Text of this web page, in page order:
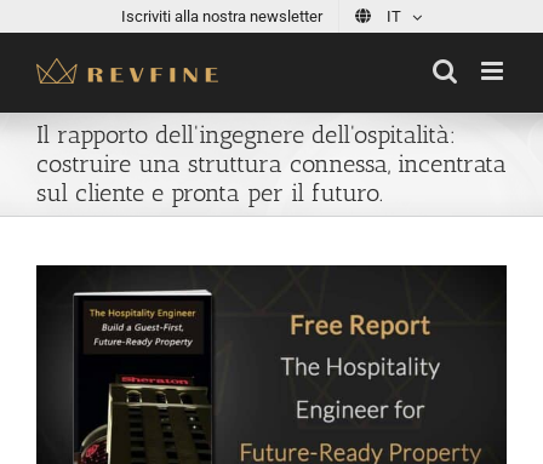
content
Iscriviti alla nostra newsletter IT
Il rapporto dell'ingegnere dell'ospitalità:
costruire una struttura connessa, incentrata
sul cliente e pronta per il futuro.
Larger